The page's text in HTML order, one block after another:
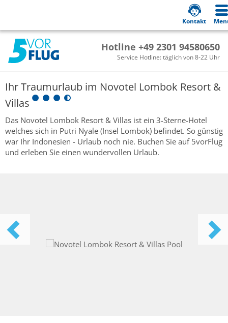
Hotline +49 2301 94580650
Service Hotline: täglich von 8-22 Uhr
Kontakt
Ihr Traumurlaub im Novotel Lombok Resort &
Villas
Das Novotel Lombok Resort & Villas ist ein 3-Sterne-Hotel
welches sich in Putri Nyale (Insel Lombok) befindet. So günstig
war Ihr Indonesien - Urlaub noch nie. Buchen Sie auf 5vorFlug
und erleben Sie einen wundervollen Urlaub.